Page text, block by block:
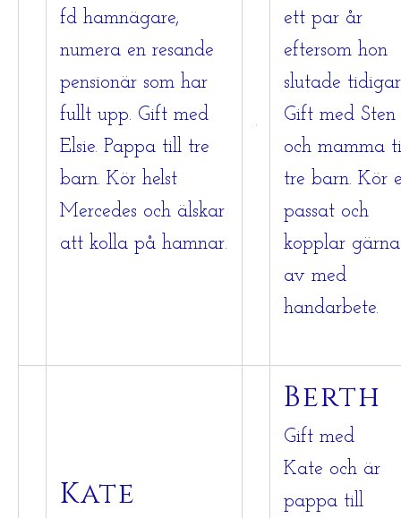
fd hamnägare,
numera en resande
pensionär som har
fullt upp. Gift med
Elsie. Pappa till tre
barn. Kör helst
Mercedes och älskar
att kolla på hamnar.
ett par år
eftersom hon
slutade
Gift med Sten
och mamma
tre barn. Kör
passat och
kopplar gärna
av med
handarbete.
Kate
Berth
Gift med
Kate och är
pappa till